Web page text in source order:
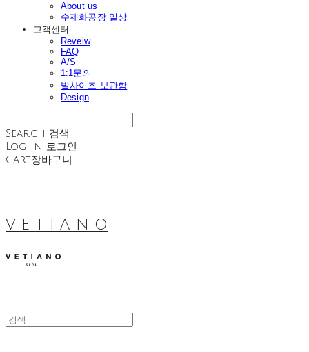
About us
수제화공장 일상
고객센터
Reveiw
FAQ
A/S
1:1문의
발사이즈 보관함
Design
Search 검색
Log In 로그인
Cart장바구니
V E T I A N O